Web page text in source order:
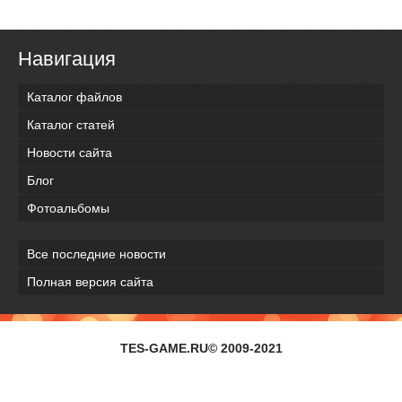
Навигация
Каталог файлов
Каталог статей
Новости сайта
Блог
Фотоальбомы
Все последние новости
Полная версия сайта
TES-GAME.RU© 2009-2021